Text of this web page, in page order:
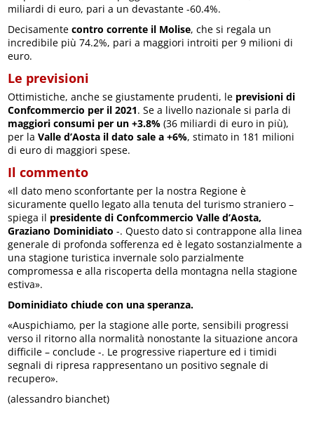
miliardi di euro, pari a un devastante -60.4%.
Decisamentecontro corrente il Molise, che si regala un
incredibile più 74.2%, pari a maggiori introiti per 9 milioni di
euro.
Le previsioni
Ottimistiche, anche se giustamente prudenti, le previsioni di
Confcommercio per il 2021. Se a livello nazionale si parla di
maggiori consumi per un +3.8% (36 miliardi di euro in più),
per laValle d’Aosta il dato sale a +6%, stimato in 181 milioni
di euro di maggiori spese.
Il commento
«Il dato meno sconfortante per la nostra Regione è
sicuramente quello legato alla tenuta del turismo straniero –
spiega il presidente di Confcommercio Valle d’Aosta,
Graziano Dominidiato -. Questo dato si contrappone alla linea
generale di profonda sofferenza ed è legato sostanzialmente a
una stagione turistica invernale solo parzialmente
compromessa e alla riscoperta della montagna nella stagione
estiva».
Dominidiato chiude con una speranza.
«Auspichiamo, per la stagione alle porte, sensibili progressi
verso il ritorno alla normalità nonostante la situazione ancora
difficile – conclude -. Le progressive riaperture ed i timidi
segnali di ripresa rappresentano un positivo segnale di
recupero».
(alessandro bianchet)